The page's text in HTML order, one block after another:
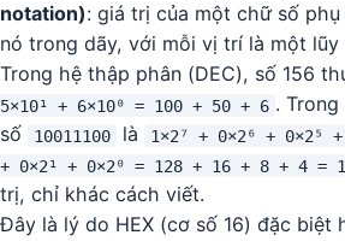
notation): giá trị của một chữ số
nó trong dãy, với mỗi vị trí là một lũy
Trong hệ thập phân (DEC), số 156
5×10¹ + 6×10⁰ = 100 + 50 + 6 .
số
10011100 là
1×2⁷ + 0×2⁶ + 0×2⁵
+ 0×2¹ + 0×2⁰ = 128 + 16 + 8 + 4 =
trị, chỉ khác cách viết.
Đây là lý do HEX (cơ số 16) đặc biệt